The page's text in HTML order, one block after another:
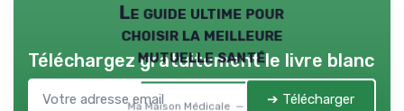
Le guide ultime pour
choisir la meilleure
mutuelle santé
Ma Maison Médicale — 2026
Téléchargez gratuitement le livre blanc
➔ Télécharger